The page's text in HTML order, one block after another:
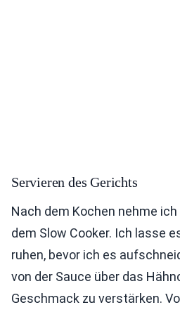
Servieren des Gerichts
Nach dem Kochen nehme
dem Slow Cooker. Ich lasse
ruhen, bevor ich es
von der Sauce über das
Geschmack zu verstärken.